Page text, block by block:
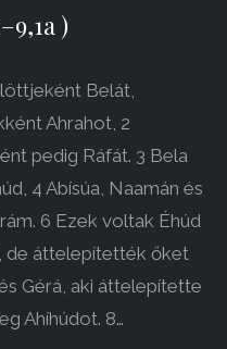
)
Belát,
Ahrahot, 2
pedig Ráfát. 3 Bela
4 Abísúa, Naamán és
6 Ezek voltak Éhúd
de áttelepítették őket
Gérá, aki áttelepítette
Ahíhúdot. 8…